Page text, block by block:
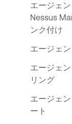
エージェ
Nessus
ンク付け
エージェ
エージェ
リング
エージェ
ート